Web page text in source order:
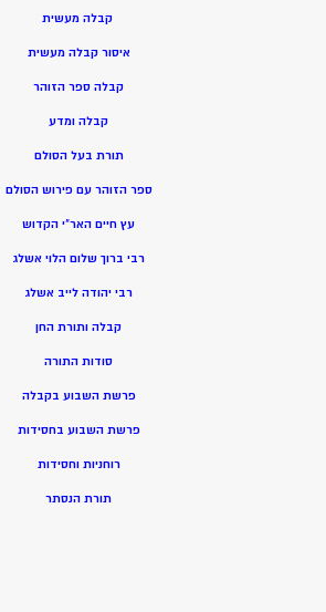
קבלה מעשית
איסור קבלה מעשית
קבלה ספר הזוהר
קבלה ומדע
תורת בעל הסולם
ספר הזוהר עם פירוש הסולם
עץ חיים האר”י הקדוש
רבי ברוך שלום הלוי אשלג
רבי יהודה לייב אשלג
קבלה ותורת החן
סודות התורה
פרשת השבוע בקבלה
פרשת השבוע בחסידות
רוחניות וחסידות
תורת הנסתר